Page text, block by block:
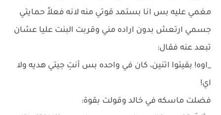
مغمي عليه بس انا بستمد قوتي منه لانه فعلاً حمايتي
جسمي ارتعش بدون اراده مني وقربت البنت عليا عشان
تبعد عنه فقال:
_اوه! بقيتوا اتنين، كان في واحده بس أنتِ جيتي هديه ولا
اي!
فضلت ماسكه في خالد وقولت بقوة: